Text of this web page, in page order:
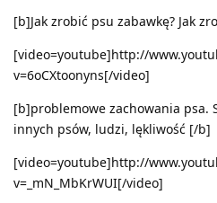
[b]Jak zrobić psu zabawkę? Jak
[video=youtube]http://
v=6oCXtoonyns[/video]
[b]problemowe zachowania psa.
innych psów, ludzi, lękliwość [/b]
[video=youtube]http://
v=_mN_MbKrWUI[/video]